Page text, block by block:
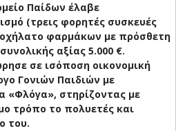
Παίδων έλαβε
(τρεις φορητές συσκευές
φαρμάκων με πρόσθετη
αξίας 5.000 €.
σε ισόποση οικονομική
Γονιών Παιδιών με
«Φλόγα», στηρίζοντας με
τρόπο το πολυετές και
του.